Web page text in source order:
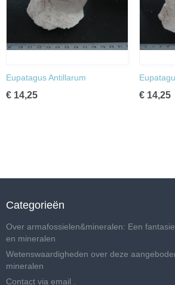
Eupatagus Antillarum
€ 14,25 € 14,25
Categorieën
Over armafossielen&mineralen: Een
en mineralen
Wetenswaardigheden over deze
mineralen
Contact via email .